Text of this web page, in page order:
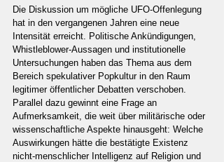
Die Diskussion um mögliche UFO-Offenlegung
hat in den vergangenen Jahren eine neue
Intensität erreicht. Politische Ankündigungen,
Whistleblower-Aussagen und institutionelle
Untersuchungen haben das Thema aus dem
Bereich spekulativer Popkultur in den Raum
legitimer öffentlicher Debatten verschoben.
Parallel dazu gewinnt eine Frage an
Aufmerksamkeit, die weit über militärische oder
wissenschaftliche Aspekte hinausgeht: Welche
Auswirkungen hätte die bestätigte Existenz
nicht-menschlicher Intelligenz auf Religion und